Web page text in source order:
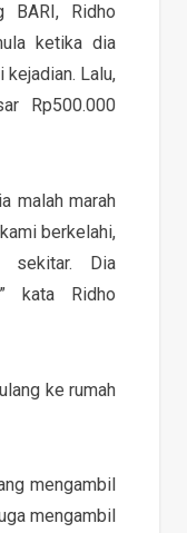
BARI, Ridho
ketika dia
Lalu,
Rp500.000
malah marah
berkelahi,
sekitar. Dia
kata Ridho
ke rumah
mengambil
mengambil